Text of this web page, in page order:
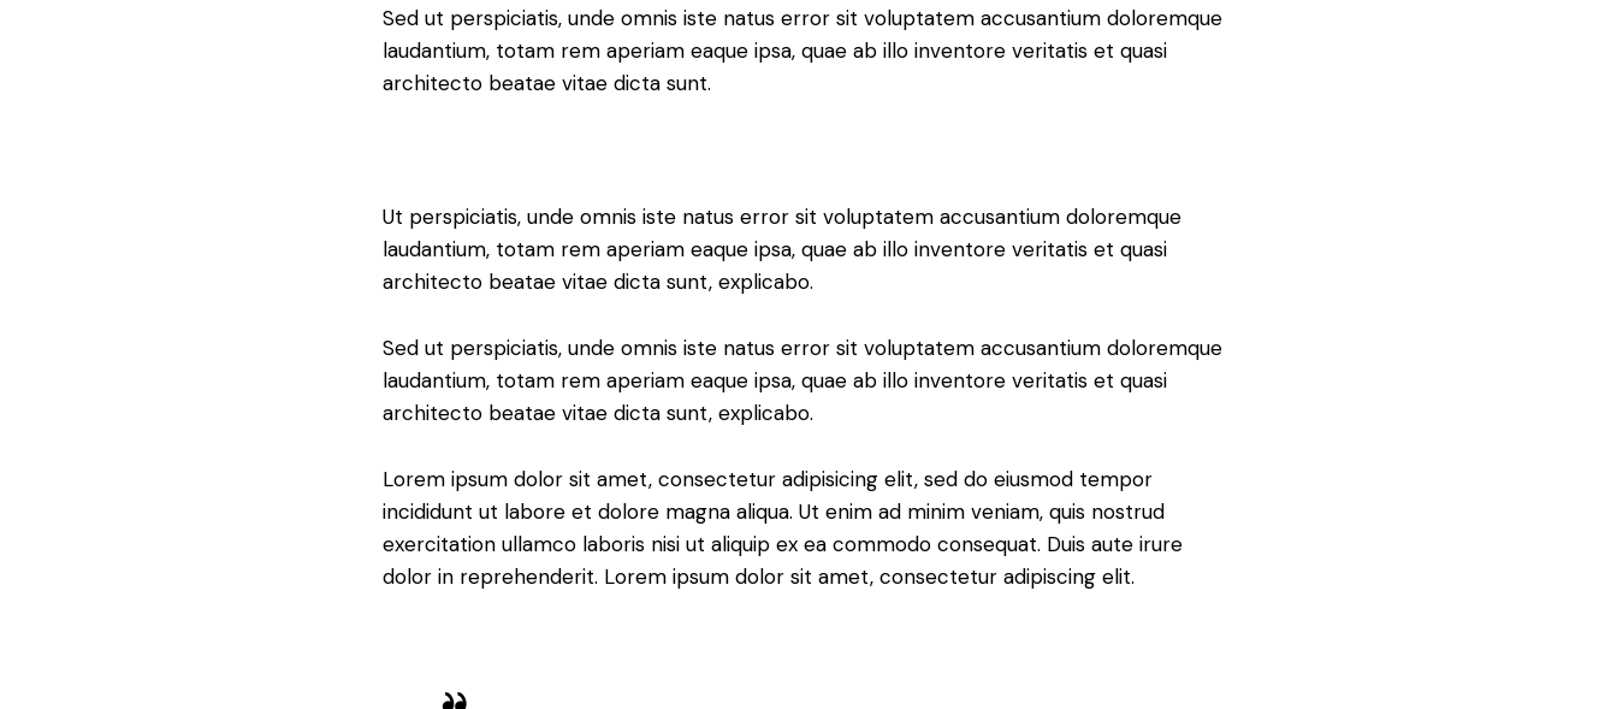
Sed ut perspiciatis, unde omnis iste natus error sit voluptatem accusantium doloremque
laudantium, totam rem aperiam eaque ipsa, quae ab illo inventore veritatis et quasi
architecto beatae vitae dicta sunt.
Ut perspiciatis, unde omnis iste natus error sit voluptatem accusantium doloremque
laudantium, totam rem aperiam eaque ipsa, quae ab illo inventore veritatis et quasi
architecto beatae vitae dicta sunt, explicabo.
Sed ut perspiciatis, unde omnis iste natus error sit voluptatem accusantium doloremque
laudantium, totam rem aperiam eaque ipsa, quae ab illo inventore veritatis et quasi
architecto beatae vitae dicta sunt, explicabo.
Lorem ipsum dolor sit amet, consectetur adipisicing elit, sed do eiusmod tempor
incididunt ut labore et dolore magna aliqua. Ut enim ad minim veniam, quis nostrud
exercitation ullamco laboris nisi ut aliquip ex ea commodo consequat. Duis aute irure
dolor in reprehenderit. Lorem ipsum dolor sit amet, consectetur adipiscing elit.